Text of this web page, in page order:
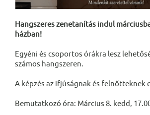
Hangszeres zenetanítás indul
házban!
Egyéni és csoportos órákra lesz
számos hangszeren.
A képzés az ifjúságnak és felnőtteknek
Bemutatkozó óra: Március 8. kedd,